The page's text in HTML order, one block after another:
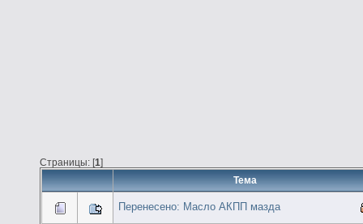
Страницы: [1]
Тема
Перенесено: Масло АКПП мазда